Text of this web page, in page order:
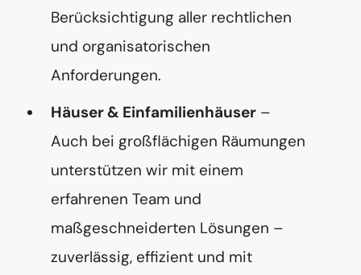
Berücksichtigung aller rechtlichen
und organisatorischen
Anforderungen.
Häuser & Einfamilienhäuser –
Auch bei großflächigen Räumungen
unterstützen wir mit einem
erfahrenen Team und
maßgeschneiderten Lösungen –
zuverlässig, effizient und mit